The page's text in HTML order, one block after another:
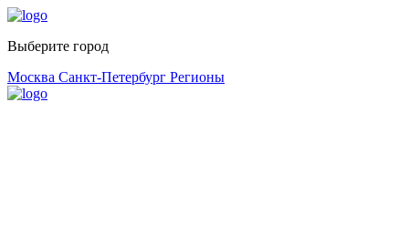
Выберите город
Москва Санкт-Петербург Регионы